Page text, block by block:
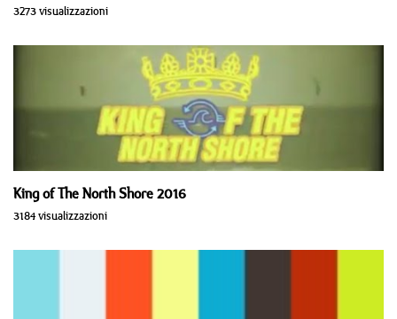
3273 visualizzazioni
King of The North Shore 2016
3184 visualizzazioni